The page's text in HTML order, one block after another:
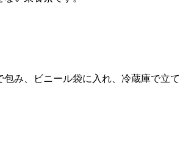
み、ビニール袋に入れ、冷蔵庫で立て